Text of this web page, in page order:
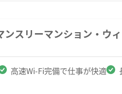
スリーマンション・ウ
高速Wi-Fi完備で仕事が快適